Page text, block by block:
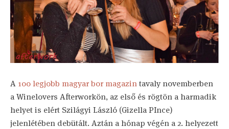
A 100 legjobb magyar bor magazintavaly novemberben
a Winelovers Afterworkön, az első és rögtön a harmadik
helyet is elért Szilágyi László (Gizella PInce)
jelenlétében debütált. Aztán a hónap végén a 2. helyezett